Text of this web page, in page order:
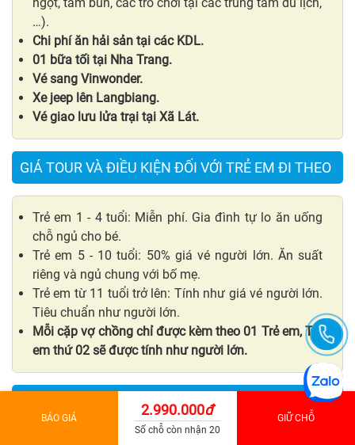
…).
Chi phí ăn hải sản tại các KDL.
01 bữa tối tại Nha Trang.
Vé sang Vinwonder.
Xe jeep lên Langbiang.
Vé giao lưu lửa trại tại Xã Lát.
GIÁ TOUR VÀ ĐIỀU KIỆN ĐỐI VỚI TRẺ EM ĐI THEO
Trẻ em 1 - 4 tuổi: Miễn phí. Gia đình tự lo ăn uống
chỗ ngủ cho bé.
Trẻ em 5 - 10 tuổi: 50% giá vé người lớn. Ăn suất
riêng và ngủ chung với bố mẹ.
Trẻ em từ 11 tuổi trở lên: Tính như giá vé người lớn.
Tiêu chuẩn như người lớn.
Mỗi cặp vợ chồng chỉ được kèm theo 01 Trẻ em, Trẻ
em thứ 02 sẽ được tính như người lớn.
ĐIỀU KIỆN HỦY TOUR
BÁO GIÁ 2.990.000đ
Số chỗ còn nhận 20
GIỮ CHỖ